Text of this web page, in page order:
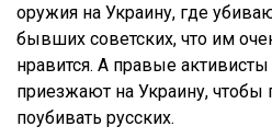
оружия на Украину, где
бывших советских, что им
нравится. А правые
приезжают на Украину, чтобы
поубивать русских.